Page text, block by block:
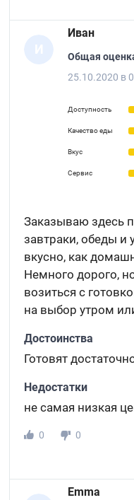
И
Иван
Общая
25.10.2020 в
Доступность
Качество еды
Вкус
Сервис
Заказываю здесь
завтраки, обеды и
вкусно, как
Немного дорого,
возиться с
на выбор утром
Достоинства
Готовят
Недостатки
не самая низкая
0
0
Emma